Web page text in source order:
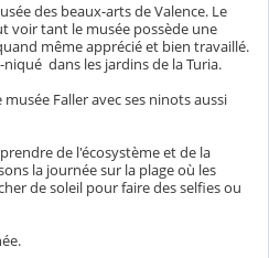
des beaux-arts de Valence. Le
voir tant le musée possède une
même apprécié et bien travaillé.
dans les jardins de la Turia.
Faller avec ses ninots aussi
de l'écosystème et de la
la journée sur la plage où les
de soleil pour faire des selfies ou